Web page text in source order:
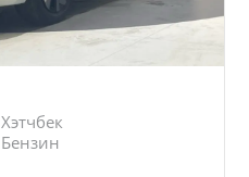
Хэтчбек
Бензин